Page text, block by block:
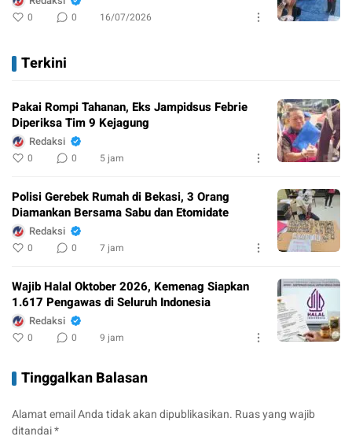
0 0 16/07/2026
Terkini
Pakai Rompi Tahanan, Eks Jampidsus Febrie
Diperiksa Tim 9 Kejagung
Redaksi
0 0 5 jam
Polisi Gerebek Rumah di Bekasi, 3 Orang
Diamankan Bersama Sabu dan Etomidate
Redaksi
0 0 7 jam
Wajib Halal Oktober 2026, Kemenag Siapkan
1.617 Pengawas di Seluruh Indonesia
Redaksi
0 0 9 jam
Tinggalkan Balasan
Alamat email Anda tidak akan dipublikasikan. Ruas yang wajib
ditandai*